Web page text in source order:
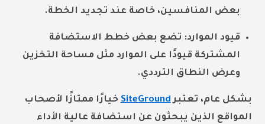
بعض المنافسين، خاصة عند تجديد الخطة.
قيود الموارد: تضع بعض خطط الاستضافة
المشتركة قيودًا على الموارد مثل مساحة التخزين
وعرض النطاق الترددي.
بشكل عام، تعتبرSiteGroundخيارًا ممتازًا لأصحاب
المواقع الذين يبحثون عن استضافة عالية الأداء